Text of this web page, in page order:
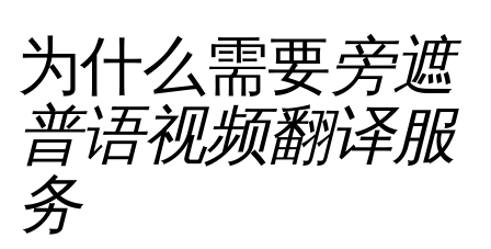
为什么需要旁遮
普语视频翻译服
务